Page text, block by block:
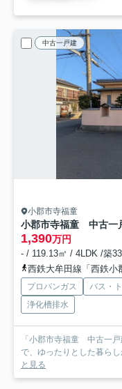
中古一戸建
小郡市寺福童
小郡市寺福童 中古一
1,390万円
- / 119.13㎡ / 4LDK /築
西鉄大牟田線「西鉄小
プロパンガス バス・
浄化槽排水
「小郡市寺福童 中古一
で、ゆったりとした暮ら
と見る